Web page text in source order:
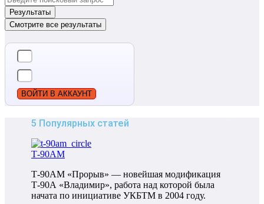
...Результаты
Смотрите все результаты
ВОЙТИ В АККАУНТ
5 Популярных статей
Т-90АМ
Т-90АМ «Прорыв» — новейшая модификация
Т-90А «Владимир», работа над которой была
начата по инициативе УКБТМ в 2004 году.